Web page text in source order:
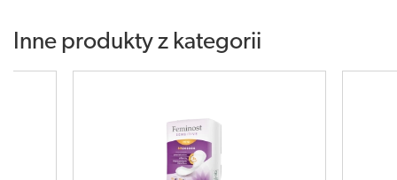
Inne produkty z kategorii